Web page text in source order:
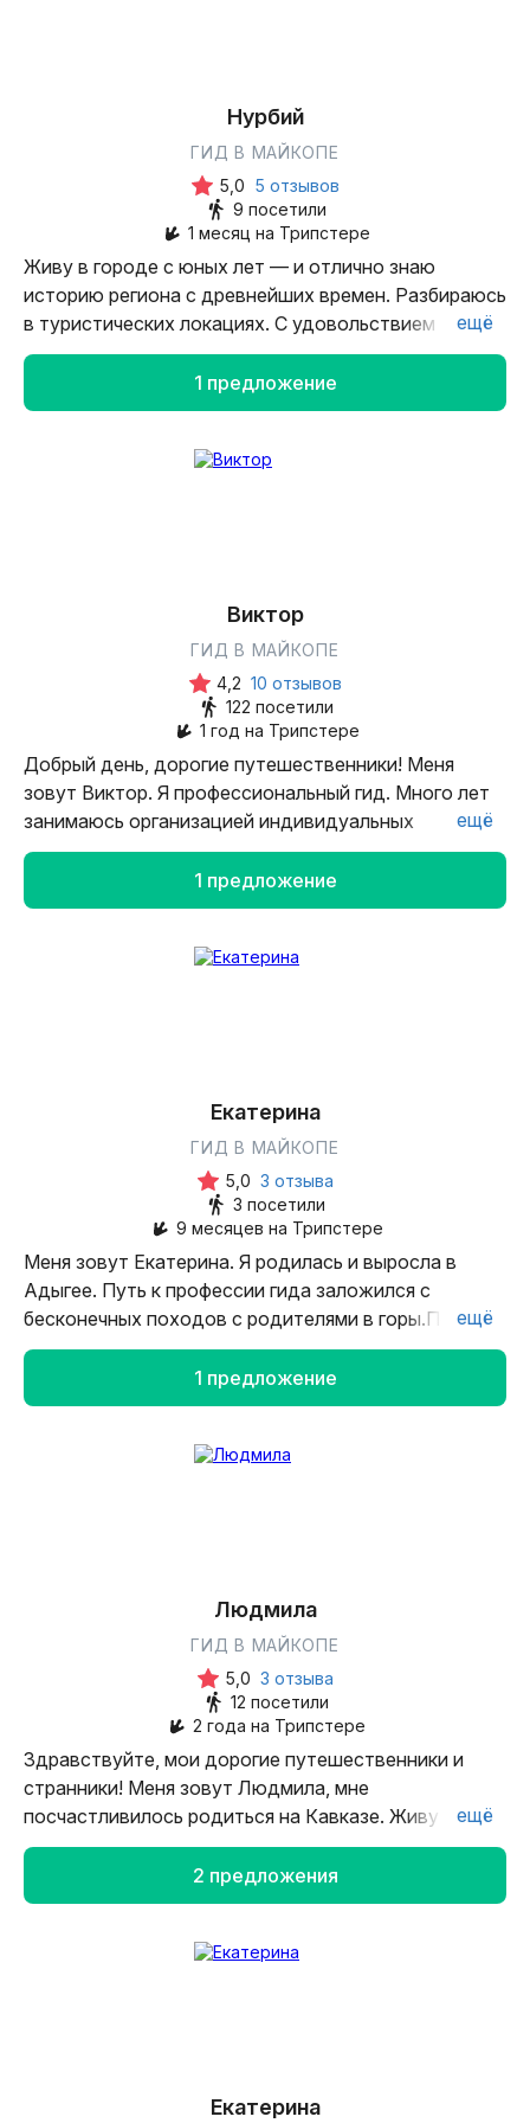
Моя задача не просто в проведении экскурсий, а в
том, чтобы показать Адыгею такой, какой её
чувствуют местные: сильной, живой и настоящей.
Наши поездки — для осознанных
путешественников, которые ищут не развлечения, а
смысл.
Нурбий
ГИД В МАЙКОПЕ
5,0 5 отзывов
9 посетили
1 месяц на Трипстере
Живу в городе с юных лет — и отлично знаю
историю региона с древнейших времен. Разбираюсь
в туристических локациях. С удовольствием
познакомлю вас с моим родным краем и его
ещё
1 предложение
Виктор
ГИД В МАЙКОПЕ
4,2 10 отзывов
122 посетили
1 год на Трипстере
Добрый день, дорогие путешественники! Меня
зовут Виктор. Я профессиональный гид. Много лет
занимаюсь организацией индивидуальных
экскурсий для соло путешественников и
корпоративных групп. Для меня очень важно, чтобы
каждый гость получил настоящее удовольствие от
гостеприимство и радушие нашей солнечной
ещё
1 предложение
Екатерина
ГИД В МАЙКОПЕ
5,0 3 отзыва
3 посетили
9 месяцев на Трипстере
Меня зовут Екатерина. Я родилась и выросла в
Адыгее. Путь к профессии гида заложился с
бесконечных походов с родителями в горы.Потом
— восторг от первой встречи с плато Лаго-
Наки.Затем — осознание, что за легендой о каждом
камне, за названием каждой реки скрывается целый
с огромной радостью готова стать вашим
проводником в этом удивительном путешествии.
ещё
1 предложение
Людмила
ГИД В МАЙКОПЕ
5,0 3 отзыва
12 посетили
2 года на Трипстере
Здравствуйте, мои дорогие путешественники и
странники! Меня зовут Людмила, мне
посчастливилось родиться на Кавказе. Живу в
горах, в утопающей в зелени Адыгее. Люблю всем
сердцем каждый уголок, каждый камушек и каждое
дерево. Хочу показать красоту нашей маленькой
по Республике Адыгея, инструктор по спортивному
ещё
2 предложения
Екатерина